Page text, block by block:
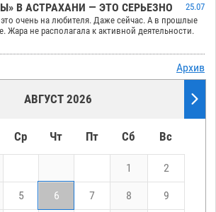
В АСТРАХАНИ — ЭТО СЕРЬЕЗНО
25.07
очень на любителя. Даже сейчас. А в прошлые
Жара не располагала к активной деятельности.
Архив
АВГУСТ 2026
Ср Чт Пт Сб Вс
1 2
5 6 7 8 9